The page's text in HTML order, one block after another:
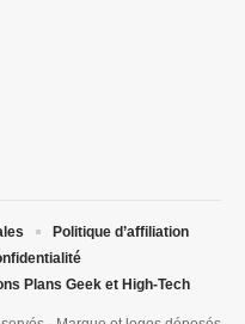
Politique d’affiliation
Plans Geek et High-Tech